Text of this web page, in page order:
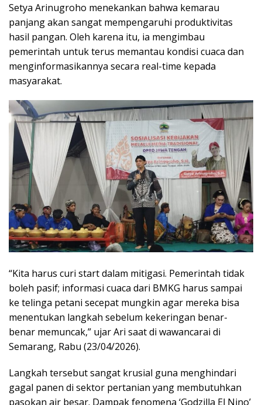
Setya Arinugroho menekankan bahwa kemarau
panjang akan sangat mempengaruhi produktivitas
hasil pangan. Oleh karena itu, ia mengimbau
pemerintah untuk terus memantau kondisi cuaca dan
menginformasikannya secara real-time kepada
masyarakat.
“Kita harus curi start dalam mitigasi. Pemerintah tidak
boleh pasif; informasi cuaca dari BMKG harus sampai
ke telinga petani secepat mungkin agar mereka bisa
menentukan langkah sebelum kekeringan benar-
benar memuncak,” ujar Ari saat di wawancarai di
Semarang, Rabu (23/04/2026).
Langkah tersebut sangat krusial guna menghindari
gagal panen di sektor pertanian yang membutuhkan
pasokan air besar. Dampak fenomena ‘Godzilla El Nino’